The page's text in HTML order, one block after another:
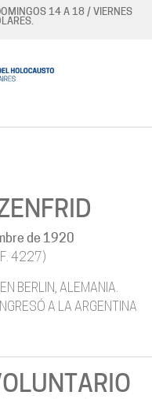
14 A 18 / VIERNES
de 1920
4227)
BERLIN, ALEMANIA.
A LA ARGENTINA